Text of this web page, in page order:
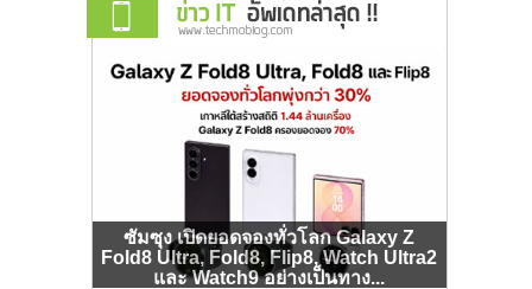
ซัมซุง เปิดยอดจองทั่วโลก Galaxy Z
Fold8 Ultra, Fold8, Flip8, Watch Ultra2
และ Watch9 อย่างเป็นทาง...